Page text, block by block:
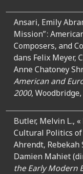
Ansari, Emily
Mission” :
Composers, and
dans Felix Meyer,
Anne Chatoney
American and
2000,
Butler, Melvin L.,
Cultural Politics
Ahrendt,
Damien Mahiet
the Early Modern